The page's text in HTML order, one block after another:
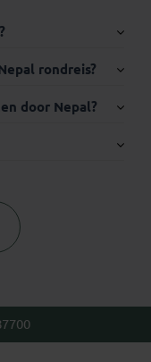
rondreis?
door Nepal?